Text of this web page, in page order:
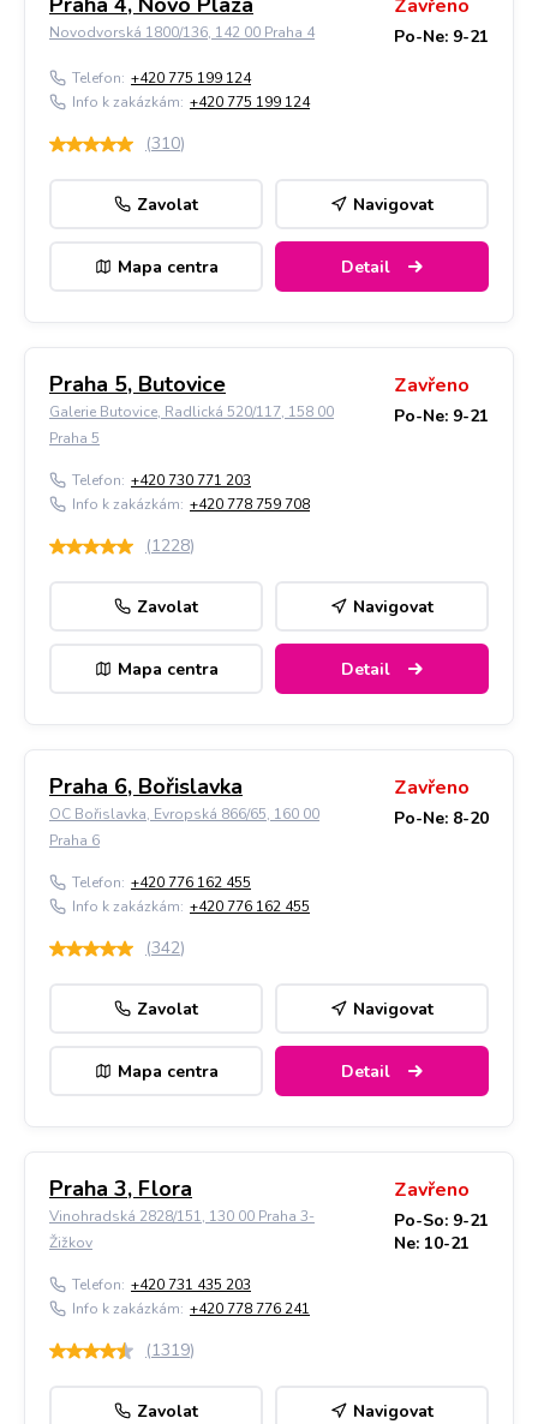
Novodvorská 1800/136, 142 00 Praha 4
Zavřeno
Po-Ne: 9-21
Telefon: +420 775 199 124
Info k zakázkám: +420 775 199 124
(310)
Zavolat Navigovat
Mapa centra Detail
Praha 5, Butovice
Galerie Butovice, Radlická 520/117, 158 00
Praha 5
Zavřeno
Po-Ne: 9-21
Telefon: +420 730 771 203
Info k zakázkám: +420 778 759 708
(1228)
Zavolat Navigovat
Mapa centra Detail
Praha 6, Bořislavka
OC Bořislavka, Evropská 866/65, 160 00
Praha 6
Zavřeno
Po-Ne: 8-20
Telefon: +420 776 162 455
Info k zakázkám: +420 776 162 455
(342)
Zavolat Navigovat
Mapa centra Detail
Praha 3, Flora
Vinohradská 2828/151, 130 00 Praha 3-
Žižkov
Zavřeno
Po-So: 9-21
Ne: 10-21
Telefon: +420 731 435 203
Info k zakázkám: +420 778 776 241
(1319)
Zavolat Navigovat